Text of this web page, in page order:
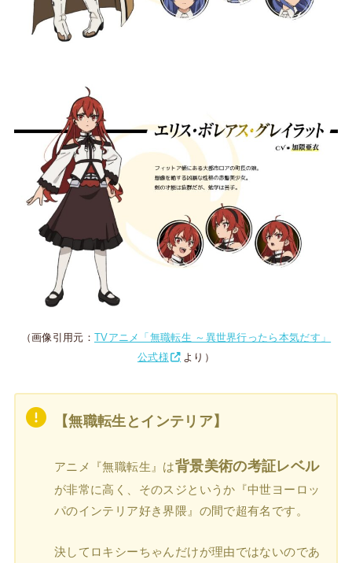
（画像引用元： TVアニメ「無職転生 ～異世界行ったら本気だす」
公式様
より）
【無職転生とインテリア】
アニメ『無職転生』は背景美術の考証レベル
が非常に高く、そのスジというか『中世ヨーロッ
パのインテリア好き界隈』の間で超有名です。
決してロキシーちゃんだけが理由ではないのであ